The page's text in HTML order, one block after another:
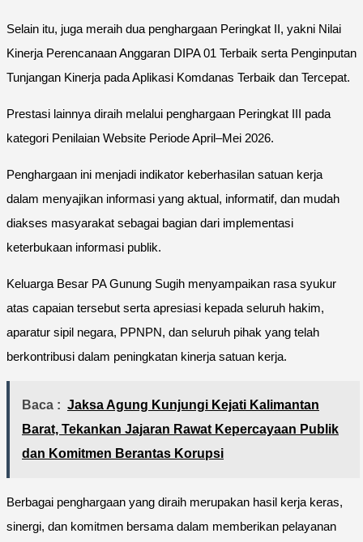
Selain itu, juga meraih dua penghargaan Peringkat II, yakni Nilai
Kinerja Perencanaan Anggaran DIPA 01 Terbaik serta Penginputan
Tunjangan Kinerja pada Aplikasi Komdanas Terbaik dan Tercepat.
Prestasi lainnya diraih melalui penghargaan Peringkat III pada
kategori Penilaian Website Periode April–Mei 2026.
Penghargaan ini menjadi indikator keberhasilan satuan kerja
dalam menyajikan informasi yang aktual, informatif, dan mudah
diakses masyarakat sebagai bagian dari implementasi
keterbukaan informasi publik.
Keluarga Besar PA Gunung Sugih menyampaikan rasa syukur
atas capaian tersebut serta apresiasi kepada seluruh hakim,
aparatur sipil negara, PPNPN, dan seluruh pihak yang telah
berkontribusi dalam peningkatan kinerja satuan kerja.
Baca : Jaksa Agung Kunjungi Kejati Kalimantan
Barat, Tekankan Jajaran Rawat Kepercayaan Publik
dan Komitmen Berantas Korupsi
Berbagai penghargaan yang diraih merupakan hasil kerja keras,
sinergi, dan komitmen bersama dalam memberikan pelayanan